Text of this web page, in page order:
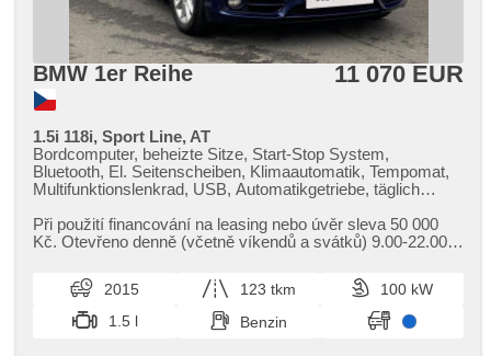
BMW 1er Reihe 11 070 EUR
1.5i 118i, Sport Line, AT
Bordcomputer, beheizte Sitze, Start-Stop System,
Bluetooth, El. Seitenscheiben, Klimaautomatik, Tempomat,
Multifunktionslenkrad, USB, Automatikgetriebe, täglich
Zentralverriegelung mit Funkfernbedienung,
Scheibenwischersensor, Nebelscheinwerfer, Schaltflutlicht,
Beifahrerairbagdeaktivierung, 6x Airbag
Při použití financování na leasing nebo úvěr sleva 50 000
Kč. Otevřeno denně (včetně víkendů a svátků) 9.00​-22.00
2015 123 tkm
100 kW
1.5 l
Benzin